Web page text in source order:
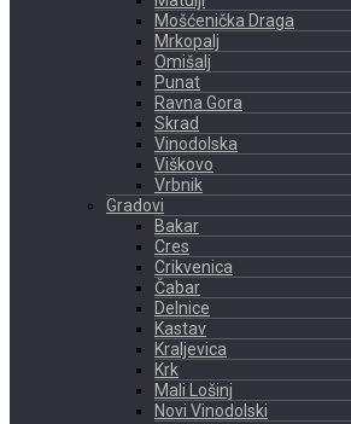
Mošćenička Draga
Mrkopalj
Omišalj
Punat
Ravna Gora
Skrad
Vinodolska
Viškovo
Vrbnik
Gradovi
Bakar
Cres
Crikvenica
Čabar
Delnice
Kastav
Kraljevica
Krk
Mali Lošinj
Novi Vinodolski